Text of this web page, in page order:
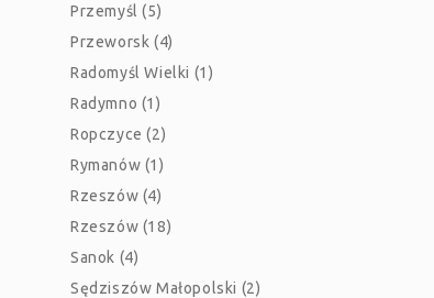
Przemyśl (5)
Przeworsk (4)
Radomyśl Wielki (1)
Radymno (1)
Ropczyce (2)
Rymanów (1)
Rzeszów (4)
Rzeszów (18)
Sanok (4)
Sędziszów Małopolski (2)